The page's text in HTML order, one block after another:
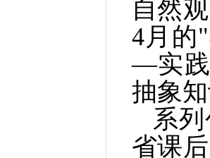
自然
4月的
—实
抽象
系
省课